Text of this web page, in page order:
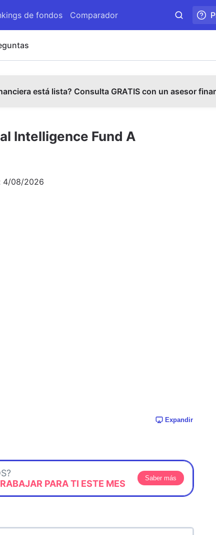
de fondos Comparador
está lista? Consulta GRATIS con un asesor
Intelligence Fund A
4/08/2026
Expandir
PARA TI ESTE MES
Saber más